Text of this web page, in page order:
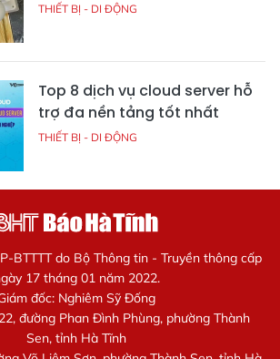
THIẾT BỊ - DI ĐỘNG
Top 8 dịch vụ cloud server hỗ
trợ đa nền tảng tốt nhất
THIẾT BỊ - DI ĐỘNG
BTTTT do Bộ Thông tin - Truyền thông cấp
17 tháng 01 năm 2022.
đốc: Nghiêm Sỹ Đống
đường Phan Đình Phùng, phường Thành
Sen, tỉnh Hà Tĩnh